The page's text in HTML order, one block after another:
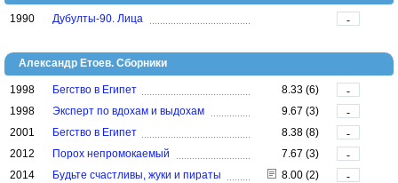
1990 Дубулты-90. Лица -
Александр Етоев. Сборники
1998 Бегство в Египет 8.33 (6)
-
1998
Эксперт по вдохам и выдохам 9.67 (3)
-
2001
Бегство в Египет 8.38 (8)
-
2012
Порох непромокаемый 7.67 (3)
-
2014
Будьте счастливы, жуки и пираты 8.00 (2)
-